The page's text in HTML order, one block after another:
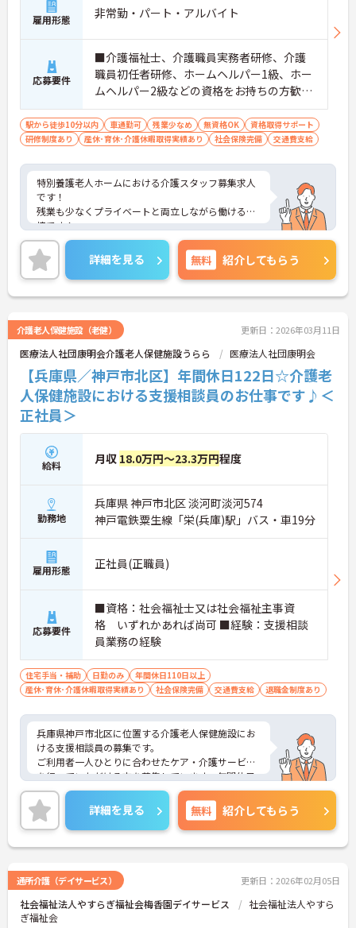
雇用形態 非常勤・パート・アルバイト
応募要件
■介護福祉士、介護職員実務者研修、介護
職員初任者研修、ホームヘルパー1級、ホー
ムヘルパー2級などの資格をお持ちの方歓
迎、無資格の方もご相談ください。 ※経験
者尚可
駅から徒歩10分以内 車通勤可 残業少なめ 無資格OK
資格取得サポート
研修制度あり
産休･育休･介護休暇取得実績あり 社会保険完備 交通費支給
特別養護老人ホームにおける介護スタッフ募集求人
です！
残業も少なくプライベートと両立しながら働ける環
境です！
ご興味ある方には、面接のポイントなど、さらに詳
細をお話致しますのでお気軽にご相談ください。
詳細を見る 無料 紹介してもらう
介護老人保健施設（老健） 更新日：2026年03月11日
医療法人社団康明会介護老人保健施設うらら 医療法人社団康明会
【兵庫県／神戸市北区】年間休日122日☆介護老
人保健施設における支援相談員のお仕事です♪＜
正社員＞
給料 月収 18.0万円～23.3万円程度
勤務地
兵庫県 神戸市北区 淡河町淡河574
神戸電鉄粟生線「栄(兵庫)駅」バス・車19分
雇用形態 正社員(正職員)
応募要件
■資格：社会福祉士又は社会福祉主事資
格 いずれかあれば尚可 ■経験：支援相談
員業務の経験
住宅手当・補助 日勤のみ
年間休日110日以上
産休･育休･介護休暇取得実績あり
社会保険完備 交通費支給 退職金制度あり
兵庫県神戸市北区に位置する介護老人保健施設にお
ける支援相談員の募集です。
ご利用者一人ひとりに合わせたケア・介護サービス
を行っていただける方を募集しています。年間休日
は122日もあり、プライベートを大切にしながらご
勤務いただけます。
ご興味のある方には、面接対策ポイントなど、さら
に詳細をお話しいたしますのでお気軽にご相談くだ
さい！
詳細を見る 無料 紹介してもらう
通所介護（デイサービス） 更新日：2026年02月05日
社会福祉法人やすらぎ福祉会梅香園デイサービス
社会福祉法人やすら
ぎ福祉会